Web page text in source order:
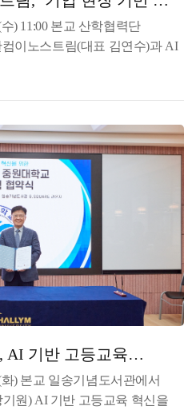
한 상호협력 협
) 11:00 본교 산학협력단
이노스트림(대표 김연수)과 AI
협약(MOU)
AI 기반 고등교육
체결
) 본교 일송기념도서관에서
원) AI 기반 고등교육 혁신을